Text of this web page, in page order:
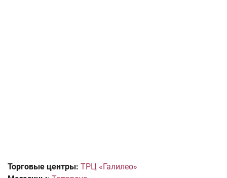
Торговые центры: ТРЦ «Галилео»